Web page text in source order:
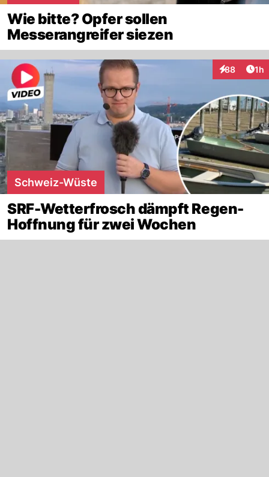
Wie bitte? Opfer sollen
Messerangreifer siezen
88
Interaktionen
1h
Schweiz-Wüste
SRF-Wetterfrosch dämpft Regen-
Hoffnung für zwei Wochen